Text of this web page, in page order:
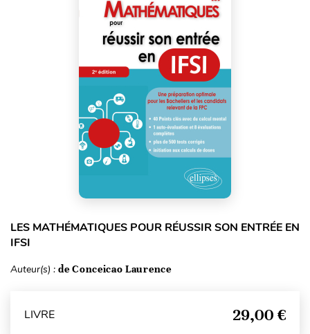
LES MATHÉMATIQUES POUR RÉUSSIR SON ENTRÉE EN
IFSI
Auteur(s) : de Conceicao Laurence
LIVRE 29,00 €